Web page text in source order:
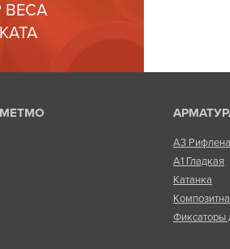
ВЕСА
А3
А1 Гладкая
Катанка
Фиксаторы